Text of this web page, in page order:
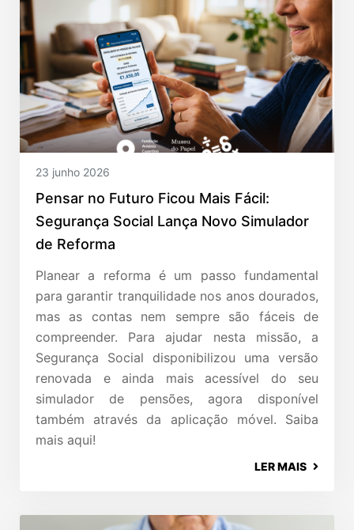
23 junho 2026
Pensar no Futuro Ficou Mais Fácil:
Segurança Social Lança Novo Simulador
de Reforma
Planear a reforma é um passo fundamental
para garantir tranquilidade nos anos dourados,
mas as contas nem sempre são fáceis de
compreender. Para ajudar nesta missão, a
Segurança Social disponibilizou uma versão
renovada e ainda mais acessível do seu
simulador de pensões, agora disponível
também através da aplicação móvel. Saiba
mais aqui!
LER MAIS